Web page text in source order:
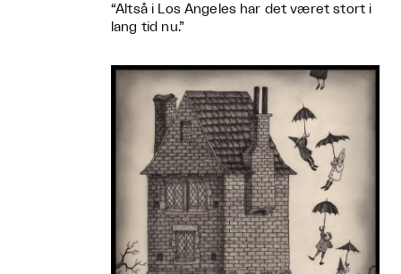
“Altså i Los Angeles har det været stort i
lang tid nu.”